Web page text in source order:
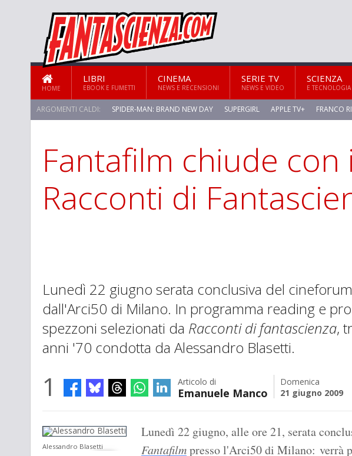
HOME
LIBRI
EBOOK E FUMETTI
CINEMA
NEWS E RECENSIONI
SERIE TV
NEWS E VIDEO
SCIENZA
E TECNOLOGIA
ARGOMENTI CALDI: SPIDER-MAN: BRAND NEW DAY SUPERGIRL APPLE TV+ FRANCO
STAR TREK: STRANGE NEW WORLDS
Fantafilm chiude con i
Racconti di
Lunedì 22 giugno serata conclusiva del
dall'Arci50 di Milano. In programma reading e
spezzoni selezionati da Racconti di fantascienza,
anni '70 condotta da Alessandro Blasetti.
1 Articolo di
Emanuele Manco
Domenica
21 giugno 2009
Alessandro Blasetti
Lunedì 22 giugno, alle ore 21, serata
Fantafilmpresso l'Arci50 di Milano: verrà